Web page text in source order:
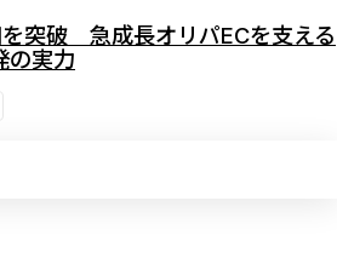
を突破 急成長オリパECを支える
の実力